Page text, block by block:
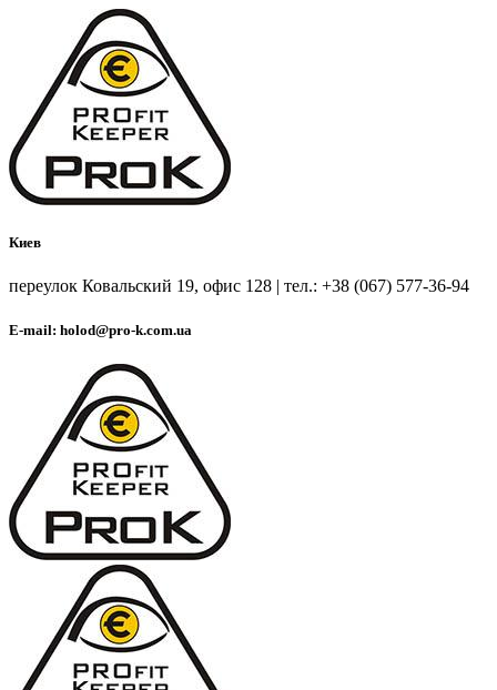
Киев
переулок Ковальский 19, офис 128 | тел.: +38 (067) 577-36-94
E-mail: holod@pro-k.com.ua